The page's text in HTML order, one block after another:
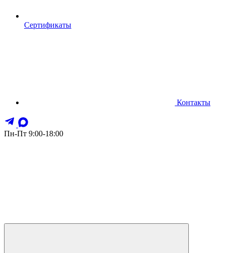
Сертификаты
Контакты
Пн-Пт 9:00-18:00